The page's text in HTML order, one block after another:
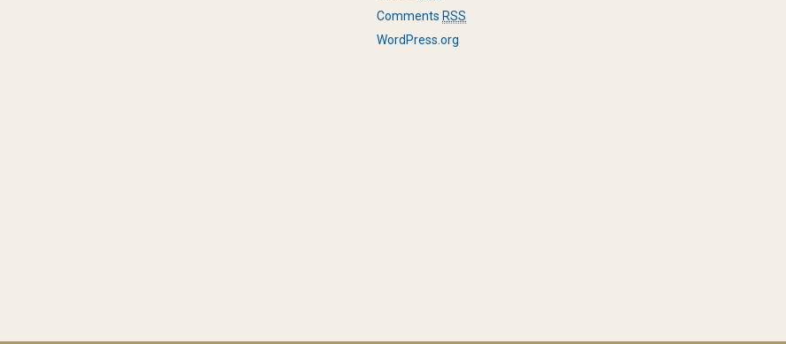
Comments RSS
WordPress.org